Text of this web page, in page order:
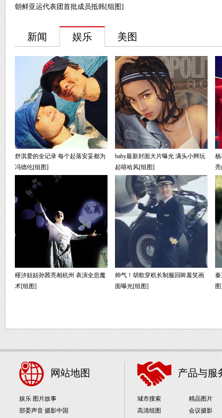
朝鲜亚运代表团首批成员抵韩[组图]